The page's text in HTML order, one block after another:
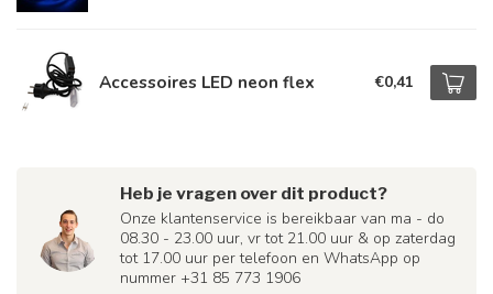
Accessoires LED neon flex €0,41
Heb je vragen over dit product?
Onze klantenservice is bereikbaar van ma - do
08.30 - 23.00 uur, vr tot 21.00 uur & op zaterdag
tot 17.00 uur per telefoon en WhatsApp op
nummer +31 85 773 1906